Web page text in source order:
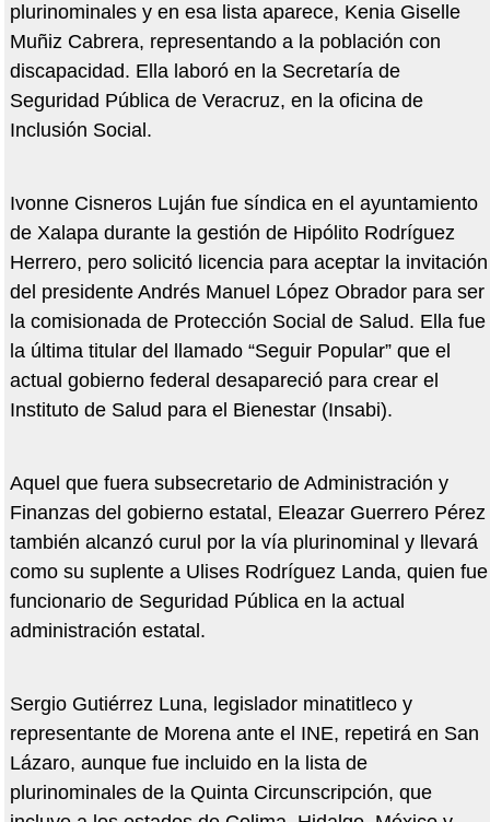
plurinominales y en esa lista aparece, Kenia Giselle
Muñiz Cabrera, representando a la población con
discapacidad. Ella laboró en la Secretaría de
Seguridad Pública de Veracruz, en la oficina de
Inclusión Social.
Ivonne Cisneros Luján fue síndica en el ayuntamiento
de Xalapa durante la gestión de Hipólito Rodríguez
Herrero, pero solicitó licencia para aceptar la invitación
del presidente Andrés Manuel López Obrador para ser
la comisionada de Protección Social de Salud. Ella fue
la última titular del llamado “Seguir Popular” que el
actual gobierno federal desapareció para crear el
Instituto de Salud para el Bienestar (Insabi).
Aquel que fuera subsecretario de Administración y
Finanzas del gobierno estatal, Eleazar Guerrero Pérez
también alcanzó curul por la vía plurinominal y llevará
como su suplente a Ulises Rodríguez Landa, quien fue
funcionario de Seguridad Pública en la actual
administración estatal.
Sergio Gutiérrez Luna, legislador minatitleco y
representante de Morena ante el INE, repetirá en San
Lázaro, aunque fue incluido en la lista de
plurinominales de la Quinta Circunscripción, que